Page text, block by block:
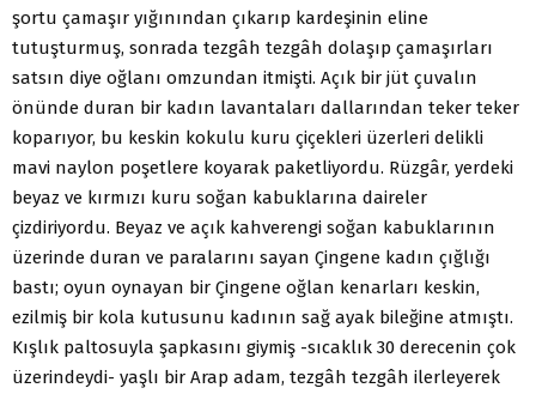
şortu çamaşır yığınından çıkarıp kardeşinin eline
tutuşturmuş, sonrada tezgâh tezgâh dolaşıp çamaşırları
satsın diye oğlanı omzundan itmişti. Açık bir jüt çuvalın
önünde duran bir kadın lavantaları dallarından teker teker
koparıyor, bu keskin kokulu kuru çiçekleri üzerleri delikli
mavi naylon poşetlere koyarak paketliyordu. Rüzgâr, yerdeki
beyaz ve kırmızı kuru soğan kabuklarına daireler
çizdiriyordu. Beyaz ve açık kahverengi soğan kabuklarının
üzerinde duran ve paralarını sayan Çingene kadın çığlığı
bastı; oyun oynayan bir Çingene oğlan kenarları keskin,
ezilmiş bir kola kutusunu kadının sağ ayak bileğine atmıştı.
Kışlık paltosuyla şapkasını giymiş -sıcaklık 30 derecenin çok
üzerindeydi- yaşlı bir Arap adam, tezgâh tezgâh ilerleyerek